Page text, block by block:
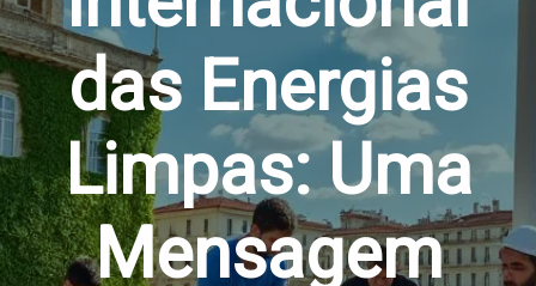
das Energias
Limpas: Uma
Mensagem